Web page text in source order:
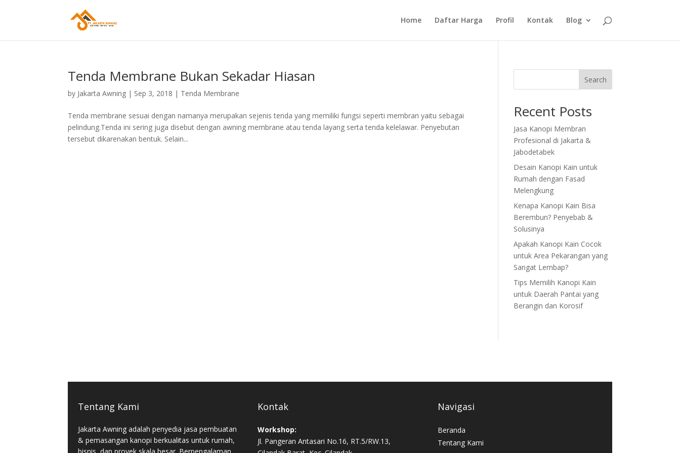
Home Daftar Harga Profil Kontak Blog
Tenda Membrane Bukan Sekadar Hiasan
by Jakarta Awning | Sep 3, 2018 | Tenda Membrane
Tenda membrane sesuai dengan namanya merupakan sejenis tenda yang memiliki fungsi seperti membran yaitu sebagai
pelindung.Tenda ini sering juga disebut dengan awning membrane atau tenda layang serta tenda kelelawar. Penyebutan
tersebut dikarenakan bentuk. Selain...
Search
Recent Posts
Jasa Kanopi Membran
Profesional di Jakarta &
Jabodetabek
Desain Kanopi Kain untuk
Rumah dengan Fasad
Melengkung
Kenapa Kanopi Kain Bisa
Berembun? Penyebab &
Solusinya
Apakah Kanopi Kain Cocok
untuk Area Pekarangan yang
Sangat Lembap?
Tips Memilih Kanopi Kain
untuk Daerah Pantai yang
Berangin dan Korosif
Tentang Kami
Jakarta Awning adalah penyedia jasa pembuatan
& pemasangan kanopi berkualitas untuk rumah,
bisnis, dan proyek skala besar. Berpengalaman,
Kontak
Workshop:
Jl. Pangeran Antasari No.16, RT.5/RW.13,
Navigasi
Beranda
Tentang Kami